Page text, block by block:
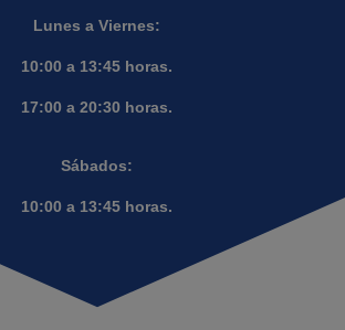
Lunes a Viernes:
10:00 a 13:45 horas.
17:00 a 20:30 horas.
Sábados:
10:00 a 13:45 horas.